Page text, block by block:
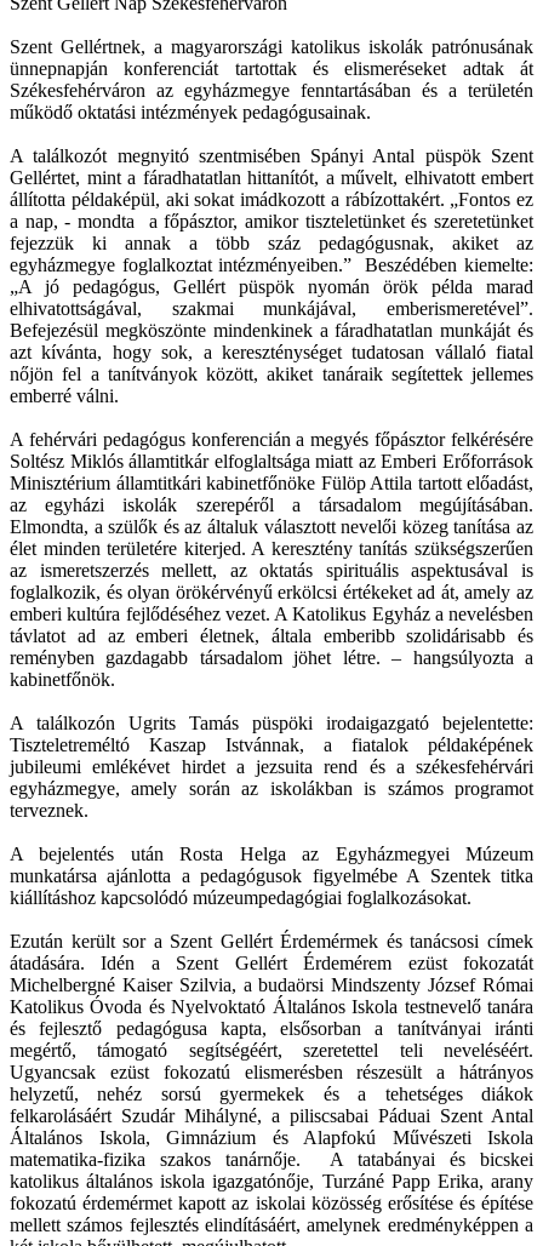
Szent Gellértnek, a magyarországi katolikus iskolák patrónusának
ünnepnapján konferenciát tartottak és elismeréseket adtak át
Székesfehérváron az egyházmegye fenntartásában és a területén
működő oktatási intézmények pedagógusainak.
A találkozót megnyitó szentmisében Spányi Antal püspök Szent
Gellértet, mint a fáradhatatlan hittanítót, a művelt, elhivatott embert
állította példaképül, aki sokat imádkozott a rábízottakért. „Fontos ez
a nap, - mondta a főpásztor, amikor tiszteletünket és szeretetünket
fejezzük ki annak a több száz pedagógusnak, akiket az
egyházmegye foglalkoztat intézményeiben.” Beszédében kiemelte:
„A jó pedagógus, Gellért püspök nyomán örök példa marad
elhivatottságával, szakmai munkájával, emberismeretével”.
Befejezésül megköszönte mindenkinek a fáradhatatlan munkáját és
azt kívánta, hogy sok, a kereszténységet tudatosan vállaló fiatal
nőjön fel a tanítványok között, akiket tanáraik segítettek jellemes
emberré válni.
A fehérvári pedagógus konferencián a megyés főpásztor felkérésére
Soltész Miklós államtitkár elfoglaltsága miatt az Emberi Erőforrások
Minisztérium államtitkári kabinetfőnöke Fülöp Attila tartott előadást,
az egyházi iskolák szerepéről a társadalom megújításában.
Elmondta, a szülők és az általuk választott nevelői közeg tanítása az
élet minden területére kiterjed. A keresztény tanítás szükségszerűen
az ismeretszerzés mellett, az oktatás spirituális aspektusával is
foglalkozik, és olyan örökérvényű erkölcsi értékeket ad át, amely az
emberi kultúra fejlődéséhez vezet. A Katolikus Egyház a nevelésben
távlatot ad az emberi életnek, általa emberibb szolidárisabb és
reményben gazdagabb társadalom jöhet létre. – hangsúlyozta a
kabinetfőnök.
A találkozón Ugrits Tamás püspöki irodaigazgató bejelentette:
Tiszteletreméltó Kaszap Istvánnak, a fiatalok példaképének
jubileumi emlékévet hirdet a jezsuita rend és a székesfehérvári
egyházmegye, amely során az iskolákban is számos programot
terveznek.
A bejelentés után Rosta Helga az Egyházmegyei Múzeum
munkatársa ajánlotta a pedagógusok figyelmébe A Szentek titka
kiállításhoz kapcsolódó múzeumpedagógiai foglalkozásokat.
Ezután került sor a Szent Gellért Érdemérmek és tanácsosi címek
átadására. Idén a Szent Gellért Érdemérem ezüst fokozatát
Michelbergné Kaiser Szilvia, a budaörsi Mindszenty József Római
Katolikus Óvoda és Nyelvoktató Általános Iskola testnevelő tanára
és fejlesztő pedagógusa kapta, elsősorban a tanítványai iránti
megértő, támogató segítségéért, szeretettel teli neveléséért.
Ugyancsak ezüst fokozatú elismerésben részesült a hátrányos
helyzetű, nehéz sorsú gyermekek és a tehetséges diákok
felkarolásáért Szudár Mihályné, a piliscsabai Páduai Szent Antal
Általános Iskola, Gimnázium és Alapfokú Művészeti Iskola
matematika-fizika szakos tanárnője. A tatabányai és bicskei
katolikus általános iskola igazgatónője, Turzáné Papp Erika, arany
fokozatú érdemérmet kapott az iskolai közösség erősítése és építése
mellett számos fejlesztés elindításáért, amelynek eredményképpen a